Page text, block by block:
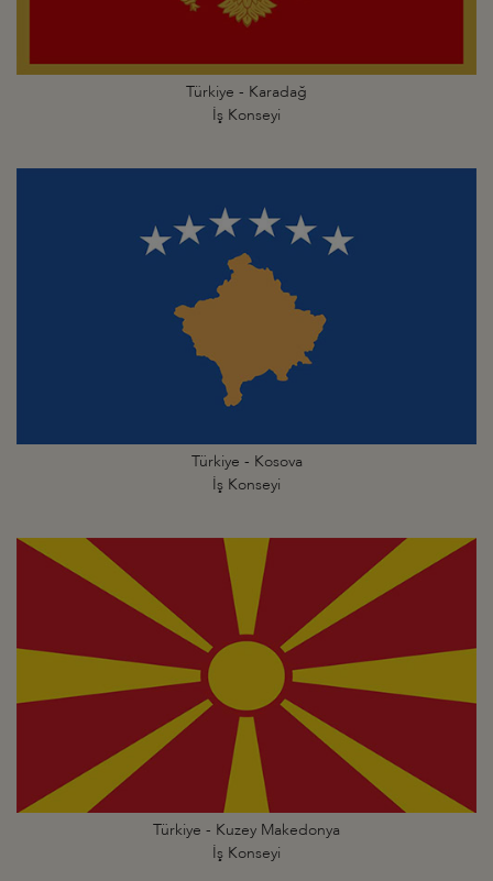
Türkiye - Karadağ
İş Konseyi
Türkiye - Kosova
İş Konseyi
Türkiye - Kuzey Makedonya
İş Konseyi